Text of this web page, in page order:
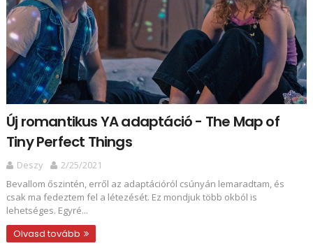
Új romantikus YA adaptáció - The Map of
Tiny Perfect Things
Deszy
2/25/2021
Bevallom őszintén, erről az adaptációról csúnyán lemaradtam, és
csak ma fedeztem fel a létezését. Ez mondjuk több okból is
lehetséges. Egyré...
Olvasd tovább